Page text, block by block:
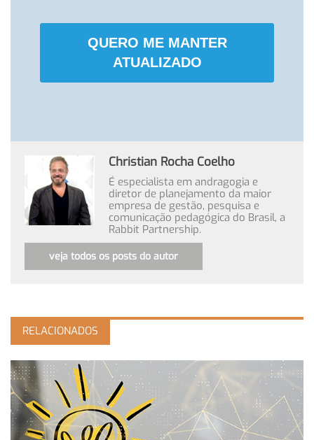
QUERO ME MANTER
ATUALIZADO
Christian Rocha Coelho
É especialista em andragogia e
diretor de planejamento da maior
empresa de gestão, pesquisa e
comunicação pedagógica do Brasil, a
Rabbit Partnership.
veja todos os posts do autor
RELACIONADOS